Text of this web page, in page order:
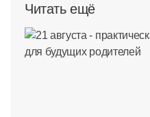
Читать ещё